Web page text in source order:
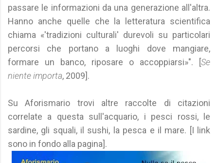
passare le informazioni da una generazione all'altra.
Hanno anche quelle che la letteratura scientifica
chiama «'tradizioni culturali' durevoli su particolari
percorsi che portano a luoghi dove mangiare,
formare un banco, riposare o accoppiarsi»". [Se
niente importa, 2009].
Su Aforismario trovi altre raccolte di citazioni
correlate a questa sull'acquario, i pesci rossi, le
sardine, gli squali, il sushi, la pesca e il mare. [I link
sono in fondo alla pagina].